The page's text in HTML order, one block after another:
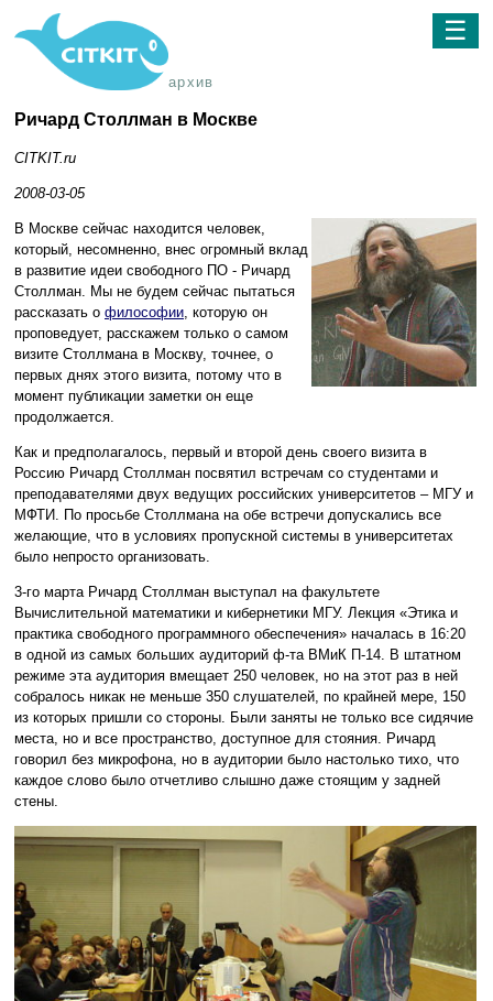
архив
☰
Ричард Столлман в Москве
CITKIT.ru
2008-03-05
В Москве сейчас находится человек,
который, несомненно, внес огромный вклад
в развитие идеи свободного ПО - Ричард
Столлман. Мы не будем сейчас пытаться
рассказать о философии, которую он
проповедует, расскажем только о самом
визите Столлмана в Москву, точнее, о
первых днях этого визита, потому что в
момент публикации заметки он еще
продолжается.
Как и предполагалось, первый и второй день своего визита в
Россию Ричард Столлман посвятил встречам со студентами и
преподавателями двух ведущих российских университетов – МГУ и
МФТИ. По просьбе Столлмана на обе встречи допускались все
желающие, что в условиях пропускной системы в университетах
было непросто организовать.
3-го марта Ричард Столлман выступал на факультете
Вычислительной математики и кибернетики МГУ. Лекция «Этика и
практика свободного программного обеспечения» началась в 16:20
в одной из самых больших аудиторий ф-та ВМиК П-14. В штатном
режиме эта аудитория вмещает 250 человек, но на этот раз в ней
собралось никак не меньше 350 слушателей, по крайней мере, 150
из которых пришли со стороны. Были заняты не только все сидячие
места, но и все пространство, доступное для стояния. Ричард
говорил без микрофона, но в аудитории было настолько тихо, что
каждое слово было отчетливо слышно даже стоящим у задней
стены.